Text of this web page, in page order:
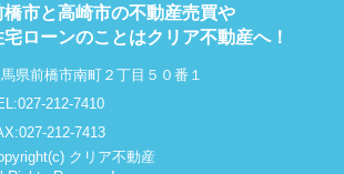
橋市と高崎市の不動産売買や
宅ローンのことはクリア不動産へ！
県前橋市南町２丁目５０番１
212-7410
212-7413
クリア不動産